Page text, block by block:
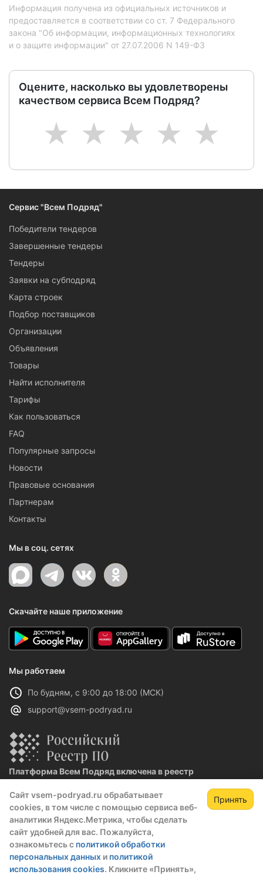
Сайт vsem-podryad.ru обрабатывает
cookies, в том числе с помощью сервиса веб-
аналитики Яндекс.Метрика, чтобы сделать
сайт удобней для вас. Пожалуйста,
ознакомьтесь с политикой обработки
персональных данных и политикой
использования cookies. Кликните «Принять»,
Принять
Информация получена из официальных источников и
предоставляется в соответствии со ст. 7 Федерального
закона "Об информации, информационных технологиях
и о защите информации" от 27.07.2006 N 149-ФЗ
Оцените, насколько вы удовлетворены
качеством сервиса Всем Подряд?
5
4
3
2
1
Зарегистрируйтесь,
чтобы открыть сведения о закупке
скрытые данные станут доступны после
регистрации или входа в профиль
Сервис "Всем Подряд"
Победители тендеров
Завершенные тендеры
Тендеры
Заявки на субподряд
Карта строек
Подбор поставщиков
Организации
Объявления
Товары
Найти исполнителя
Тарифы
Как пользоваться
FAQ
Популярные запросы
Новости
Правовые основания
Партнерам
Контакты
Мы в соц. сетях
Скачайте наше приложение
Мы работаем
По будням, с 9:00 до 18:00 (МСК)
support@vsem-podryad.ru
Платформа Всем Подряд включена в реестр
Реестровая запись №32021 от 06.02.2026
Политика конфиденциальности
О компании